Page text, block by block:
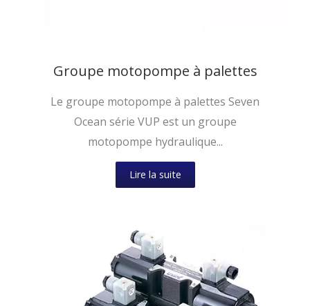
Groupe motopompe à palettes
Le groupe motopompe à palettes Seven
Ocean série VUP est un groupe
motopompe hydraulique...
Lire la suite